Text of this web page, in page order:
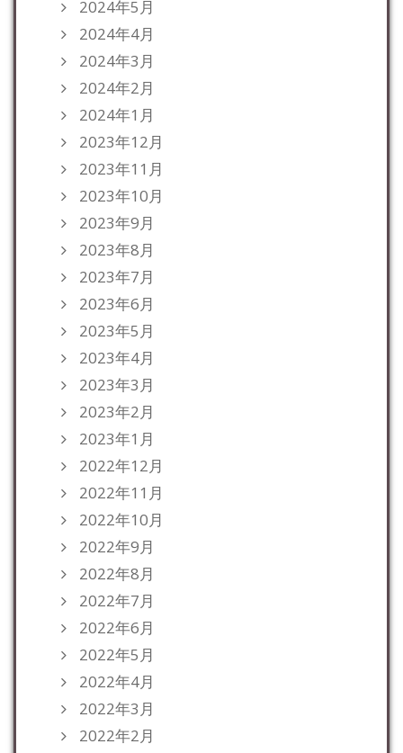
2024年5月
2024年4月
2024年3月
2024年2月
2024年1月
2023年12月
2023年11月
2023年10月
2023年9月
2023年8月
2023年7月
2023年6月
2023年5月
2023年4月
2023年3月
2023年2月
2023年1月
2022年12月
2022年11月
2022年10月
2022年9月
2022年8月
2022年7月
2022年6月
2022年5月
2022年4月
2022年3月
2022年2月